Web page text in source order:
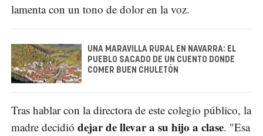
lamenta con un tono de dolor en la voz.
UNA MARAVILLA RURAL EN NAVARRA: EL
PUEBLO SACADO DE UN CUENTO DONDE
COMER BUEN CHULETÓN
Tras hablar con la directora de este colegio público, la
madre decidió dejar de llevar a su hijo a clase. "Esa